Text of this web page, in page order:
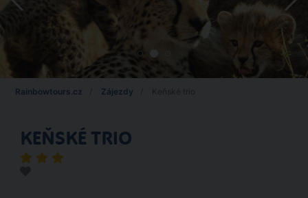
Rainbowtours.cz Zájezdy
KEŇSKÉ TRIO